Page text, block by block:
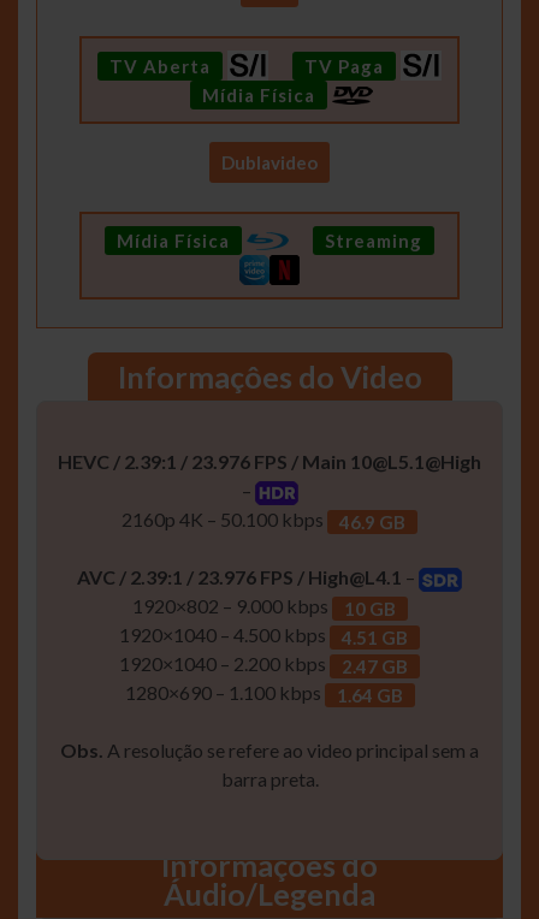
TV Aberta
TV Paga
Mídia Física
Dublavideo
Mídia Física Streaming
Informaçôes do Video
HEVC / 2.39:1 / 23.976 FPS / Main 10@L5.1 @High
–
2160p 4K – 50.100 kbps
46.9 GB
AVC / 2.39:1 / 23.976 FPS / High@L4.1 –
1920×802 – 9.000 kbps
10 GB
1920×1040 – 4.500 kbps 4.51 GB
1920×1040 – 2.200 kbps 2.47 GB
1280×690 – 1.100 kbps 1.64 GB
Obs. A resolução se refere ao video principal sem a
barra preta.
Informaçôes do
Áudio/Legenda